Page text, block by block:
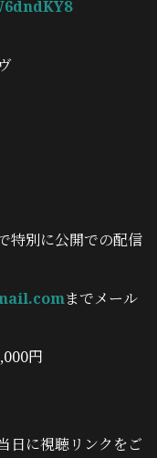
特別に公開での配信
までメール
円
日に視聴リンクをご